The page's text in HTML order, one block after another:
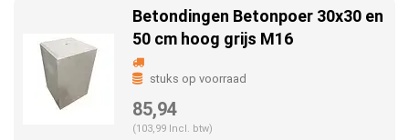
Betondingen Betonpoer 30x30 en
50 cm hoog grijs M16
stuks op voorraad
85,94
(103,99 Incl. btw)